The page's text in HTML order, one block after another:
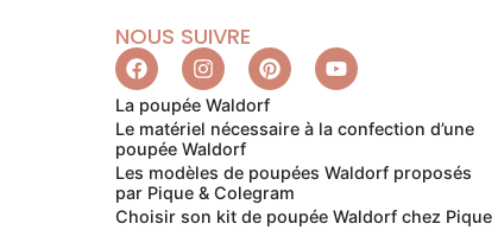
NOUS SUIVRE
La poupée Waldorf
Le matériel nécessaire à la confection d’une
poupée Waldorf
Les modèles de poupées Waldorf proposés
par Pique & Colegram
Choisir son kit de poupée Waldorf chez Pique